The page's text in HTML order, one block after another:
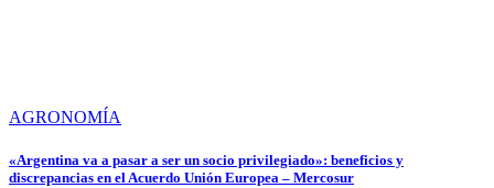
AGRONOMÍA
«Argentina va a pasar a ser un socio privilegiado»: beneficios y
discrepancias en el Acuerdo Unión Europea – Mercosur